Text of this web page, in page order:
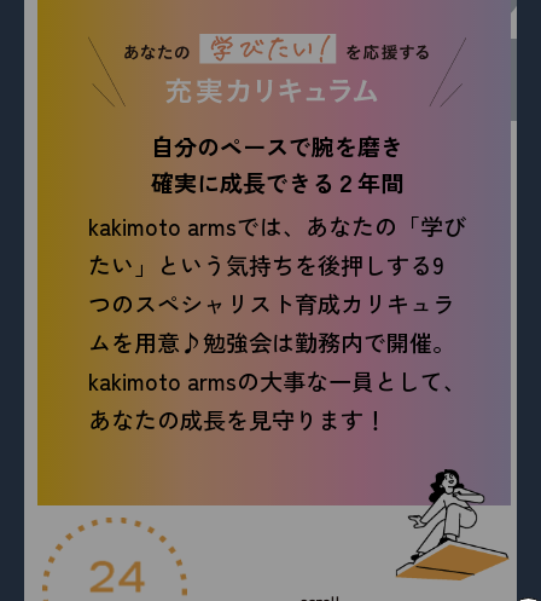
自分のペースで腕を磨き
確実に成長できる２年間
kakimoto armsでは、あなたの「学び
たい」という気持ちを後押しする9
つのスペシャリスト育成カリキュラ
ムを用意♪勉強会は勤務内で開催。
kakimoto armsの大事な一員として、
あなたの成長を見守ります！